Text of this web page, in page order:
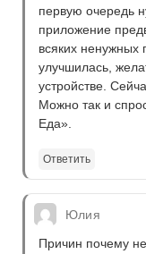
первую очередь
приложение
всяких ненужных
улучшилась,
устройстве.
Можно так и
Еда».
Ответить
Юлия
Причин почему